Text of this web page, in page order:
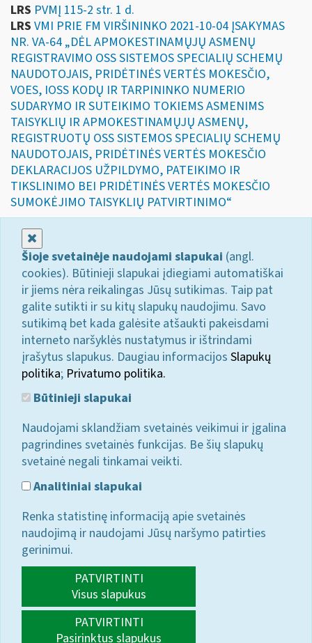
LRS PVMĮ 115-2 str. 1 d.
LRS VMI PRIE FM VIRŠININKO 2021-10-04 ĮSAKYMAS
NR. VA-64 „DĖL APMOKESTINAMŲJŲ ASMENŲ
REGISTRAVIMO OSS SISTEMOS SPECIALIŲ SCHEMŲ
NAUDOTOJAIS, PRIDĖTINĖS VERTĖS MOKESČIO,
VOES, IOSS KODŲ IR TARPININKO NUMERIO
SUDARYMO IR SUTEIKIMO TOKIEMS ASMENIMS
TAISYKLIŲ IR APMOKESTINAMŲJŲ ASMENŲ,
REGISTRUOTŲ OSS SISTEMOS SPECIALIŲ SCHEMŲ
NAUDOTOJAIS, PRIDĖTINĖS VERTĖS MOKESČIO
DEKLARACIJOS UŽPILDYMO, PATEIKIMO IR
TIKSLINIMO BEI PRIDĖTINĖS VERTĖS MOKESČIO
SUMOKĖJIMO TAISYKLIŲ PATVIRTINIMO“
Šioje svetainėje naudojami slapukai (angl.
cookies). Būtinieji slapukai įdiegiami automatiškai
ir jiems nėra reikalingas Jūsų sutikimas. Taip pat
galite sutikti ir su kitų slapukų naudojimu. Savo
sutikimą bet kada galėsite atšaukti pakeisdami
interneto naršyklės nustatymus ir ištrindami
įrašytus slapukus. Daugiau informacijos Slapukų
politika; Privatumo politika.
Būtinieji slapukai
Naudojami sklandžiam svetainės veikimui ir įgalina
pagrindines svetainės funkcijas. Be šių slapukų
svetainė negali tinkamai veikti.
Analitiniai slapukai
Renka statistinę informaciją apie svetainės
naudojimą ir naudojami Jūsų naršymo patirties
gerinimui.
PATVIRTINTI
Visus slapukus
PATVIRTINTI
Pasirinktus slapukus